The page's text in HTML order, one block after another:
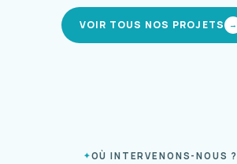
VOIR TOUS NOS PROJETS →
OÙ INTERVENONS-NOUS ?